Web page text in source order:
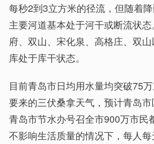
每秒2到3立方米的径流，但随着
主要河道基本处于河干或断流状
府、双山、宋化泉、高格庄、双
库处于库干状态。
目前青岛市日均用水量均突破75
要来的三伏桑拿天气，预计青岛市
青岛市节水办号召全市900万市民
不影响生活质量的情况下，每人